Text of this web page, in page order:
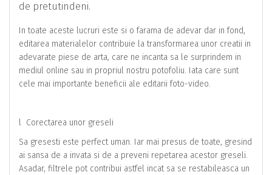
de pretutindeni.
In toate aceste lucruri este si o farama de adevar dar in fond,
editarea materialelor contribuie la transformarea unor creatii in
adevarate piese de arta, care ne incanta sa le surprindem in
mediul online sau in propriul nostru potofoliu. Iata care sunt
cele mai importante beneficii ale editarii foto-video.
l Corectarea unor greseli
Sa gresesti este perfect uman. Iar mai presus de toate, gresind
ai sansa de a invata si de a preveni repetarea acestor greseli.
Asadar, filtrele pot contribui astfel incat sa se restabileasca un